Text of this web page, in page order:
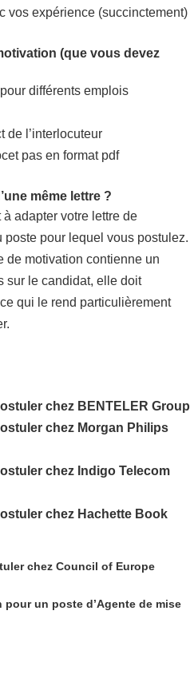
vos expérience (succinctement)
(que vous devez
différents emplois
de l’interlocuteur
pas en format pdf
même lettre ?
adapter votre lettre de
poste pour lequel vous postulez.
de motivation contienne un
sur le candidat, elle doit
qui le rend particulièrement
chez BENTELER Group
chez Morgan Philips
chez Indigo Telecom
chez Hachette Book
chez Council of Europe
un poste d’Agente de mise